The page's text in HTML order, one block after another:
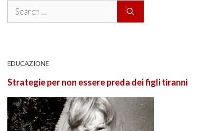
Search
EDUCAZIONE
Strategie per non essere preda dei figli tiranni